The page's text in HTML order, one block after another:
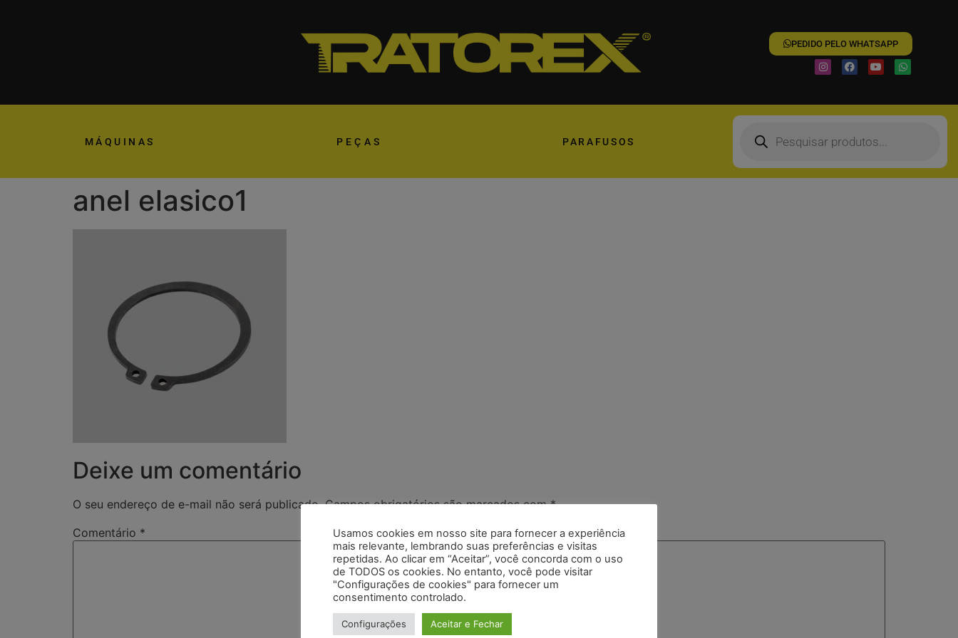
PEDIDO PELO WHATSAPP
MÁQUINAS PEÇAS PARAFUSOS
anel elasico1
Deixe um comentário
O seu endereço de e-mail não será publicado. Campos obrigatórios são marcados com*
Comentário *
Usamos cookies em nosso site para fornecer a experiência
mais relevante, lembrando suas preferências e visitas
repetidas. Ao clicar em “Aceitar”, você concorda com o uso
de TODOS os cookies. No entanto, você pode visitar
"Configurações de cookies" para fornecer um
consentimento controlado.
Configurações Aceitar e Fechar